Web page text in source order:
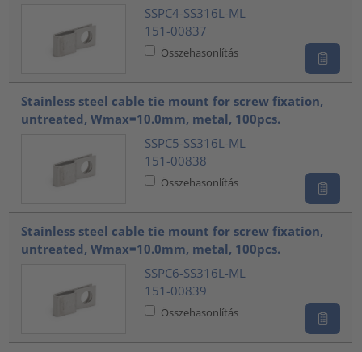
SSPC4-SS316L-ML
151-00837
Összehasonlítás
Stainless steel cable tie mount for screw fixation,
untreated, Wmax=10.0mm, metal, 100pcs.
SSPC5-SS316L-ML
151-00838
Összehasonlítás
Stainless steel cable tie mount for screw fixation,
untreated, Wmax=10.0mm, metal, 100pcs.
SSPC6-SS316L-ML
151-00839
Összehasonlítás